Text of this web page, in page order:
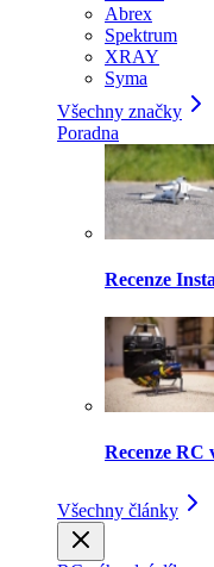
Abrex
Spektrum
XRAY
Syma
Všechny značky
Poradna
Recenze
Recenze
Všechny články